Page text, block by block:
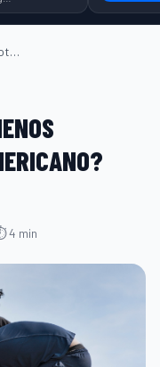
¿El rugby necesita menos protección que ...
4 min